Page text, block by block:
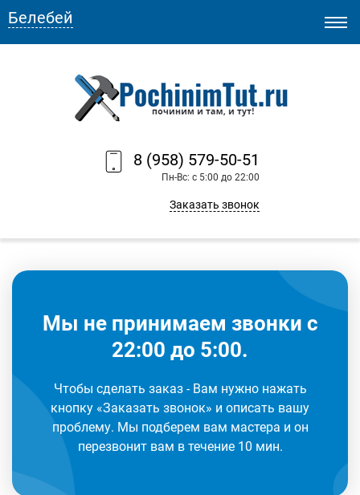
8 (958) 579-50-51
Пн-Вс: с 5:00 до 22:00
Заказать звонок
Белебей
Мы не принимаем звонки с
22:00 до 5:00.
Чтобы сделать заказ - Вам нужно нажать
кнопку «Заказать звонок» и описать вашу
проблему. Мы подберем вам мастера и он
перезвонит вам в течение 10 мин.